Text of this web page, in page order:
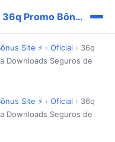
⭐ 36q Imediato Brasileiro 36q Promo Bônus Site ⚡
Site ⚡ › Oficial › 36q
Downloads Seguros de
Site ⚡ › Oficial › 36q
Downloads Seguros de